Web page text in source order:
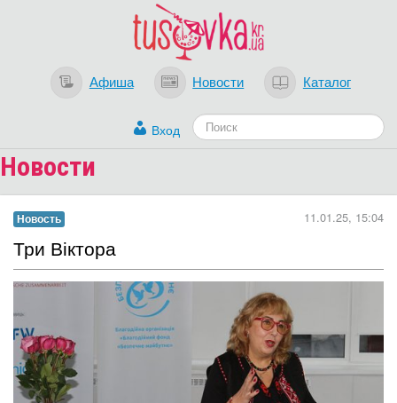
Афиша Новости Каталог
Вход
Новости
Новость 11.01.25, 15:04
Три Віктора